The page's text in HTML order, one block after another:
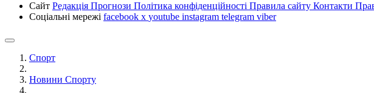
Сайт Редакція Прогнози Політика конфіденційності Правила сайту Контакти
Соціальні мережі facebook x youtube instagram telegram viber
Спорт
Новини Спорту